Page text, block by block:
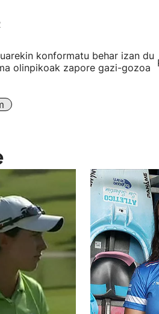
konformatu behar izan du
olinpikoak zapore gazi-gozoa